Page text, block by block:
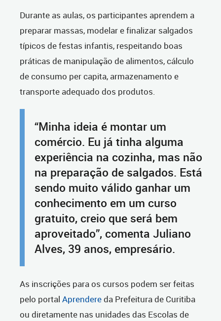
Durante as aulas, os participantes aprendem a
preparar massas, modelar e finalizar salgados
típicos de festas infantis, respeitando boas
práticas de manipulação de alimentos, cálculo
de consumo per capita, armazenamento e
transporte adequado dos produtos.
“Minha ideia é montar um
comércio. Eu já tinha alguma
experiência na cozinha, mas não
na preparação de salgados. Está
sendo muito válido ganhar um
conhecimento em um curso
gratuito, creio que será bem
aproveitado”, comenta Juliano
Alves, 39 anos, empresário.
As inscrições para os cursos podem ser feitas
pelo portal Aprendereda Prefeitura de Curitiba
ou diretamente nas unidades das Escolas de